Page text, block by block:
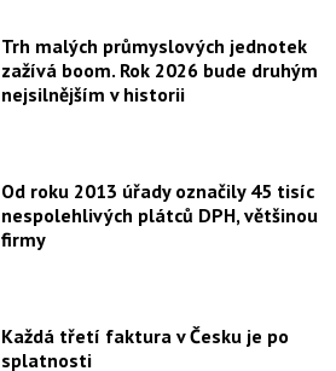
Trh malých průmyslových jednotek
zažívá boom. Rok 2026 bude druhým
nejsilnějším v historii
Od roku 2013 úřady označily 45 tisíc
nespolehlivých plátců DPH, většinou
firmy
Každá třetí faktura v Česku je po
splatnosti